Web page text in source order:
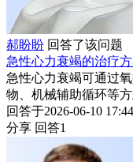
郝盼盼 回答了该问题
急性心力衰竭的治疗
急性心力衰竭可通过
物、机械辅助循环等
回答于2026-06-10 17:44
分享 回答1